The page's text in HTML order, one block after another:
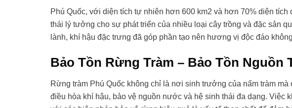
Phú Quốc, với diện tích tự nhiên hơn 600 km2 và hơn 70% diện
thái lý tưởng cho sự phát triển của nhiều loại cây trồng và đặc sản
lành, khí hậu đặc trưng đã góp phần tạo nên hương vị độc đáo
Bảo Tồn Rừng Tràm – Bảo Tồn Nguồn
Rừng tràm Phú Quốc không chỉ là nơi sinh trưởng của nấm tràm
điều hòa khí hậu, bảo vệ nguồn nước và hệ sinh thái đa dạng. Việc